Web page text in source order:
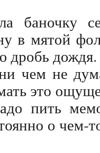
баночку
в мятой
дробь дождя.
чем не
это
пить
о чем-